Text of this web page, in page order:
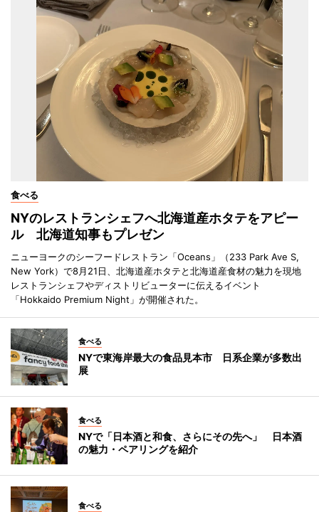
食べる
NYのレストランシェフへ北海道産ホタテをアピー
ル 北海道知事もプレゼン
ニューヨークのシーフードレストラン「Oceans」（233 Park Ave S,
New York）で8月21日、北海道産ホタテと北海道産食材の魅力を現地
レストランシェフやディストリビューターに伝えるイベント
「Hokkaido Premium Night」が開催された。
食べる
NYで東海岸最大の食品見本市 日系企業が多数出
展
食べる
NYで「日本酒と和食、さらにその先へ」 日本酒
の魅力・ペアリングを紹介
食べる